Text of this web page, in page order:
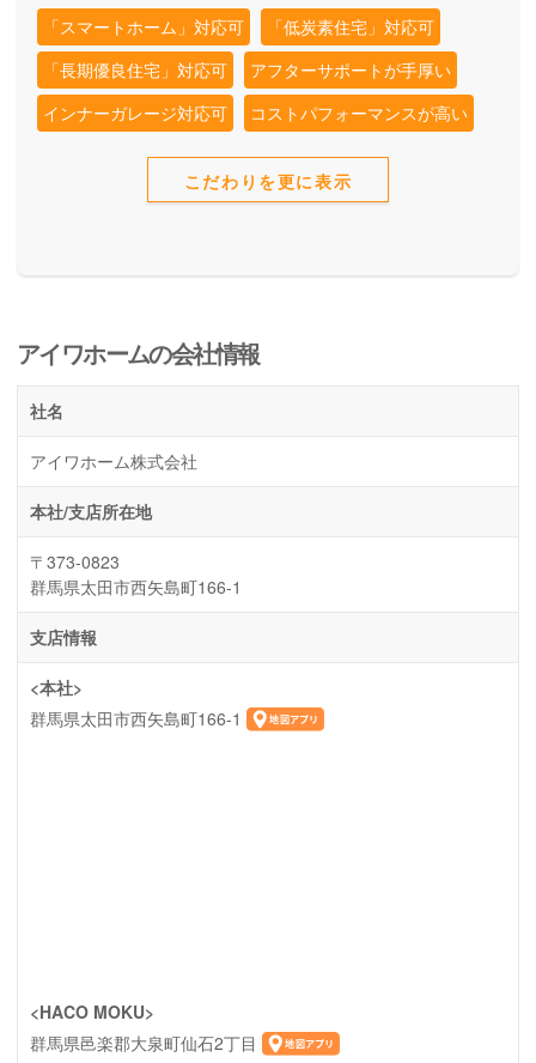
「スマートホーム」対応可
「低炭素住宅」対応可
「長期優良住宅」対応可
アフターサポートが手厚い
インナーガレージ対応可
コストパフォーマンスが高い
こだわりを更に表示
アイワホームの会社情報
社名
アイワホーム株式会社
本社/支店所在地
〒373-0823
群馬県太田市西矢島町166-1
支店情報
<本社>
群馬県太田市西矢島町166-1
<HACO MOKU>
群馬県邑楽郡大泉町仙石2丁目